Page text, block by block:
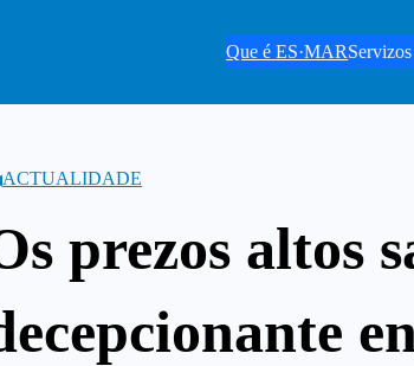
Que é ES·MARServizos
ACTUALIDADE
prezos altos